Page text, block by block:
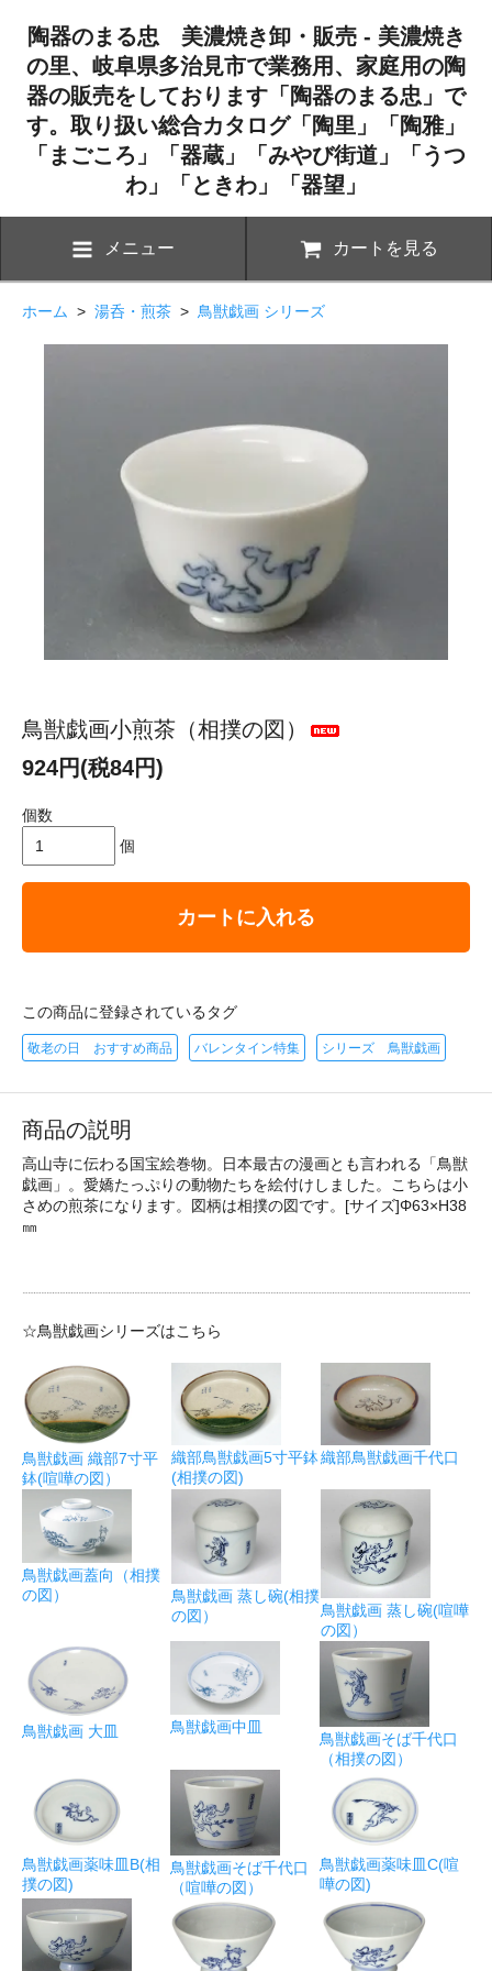
陶器のまる忠 美濃焼き卸・販売 - 美濃焼き
の里、岐阜県多治見市で業務用、家庭用の陶
器の販売をしております「陶器のまる忠」で
す。取り扱い総合カタログ「陶里」「陶雅」
「まごころ」「器蔵」「みやび街道」「うつ
わ」「ときわ」「器望」
メニュー カートを見る
ホーム > 湯呑・煎茶 > 鳥獣戯画 シリーズ
鳥獣戯画小煎茶（相撲の図）
924円(税84円)
個数
個
カートに入れる
この商品に登録されているタグ
敬老の日 おすすめ商品 バレンタイン特集 シリーズ 鳥獣戯画
商品の説明
高山寺に伝わる国宝絵巻物。日本最古の漫画とも言われる「鳥獣
戯画」。愛嬌たっぷりの動物たちを絵付けしました。こちらは小
さめの煎茶になります。図柄は相撲の図です。[サイズ]Φ63×H38
㎜
☆鳥獣戯画シリーズはこちら
鳥獣戯画 織部7寸平
鉢(喧嘩の図）
織部鳥獣戯画5寸平鉢
(相撲の図)
織部鳥獣戯画千代口
鳥獣戯画蓋向（相撲
の図）
鳥獣戯画 蒸し碗(相撲
の図）
鳥獣戯画 蒸し碗(喧嘩
の図）
鳥獣戯画 大皿 鳥獣戯画中皿
鳥獣戯画そば千代口
（相撲の図）
鳥獣戯画薬味皿B(相
撲の図)
鳥獣戯画そば千代口
（喧嘩の図）
鳥獣戯画薬味皿C(喧
嘩の図)